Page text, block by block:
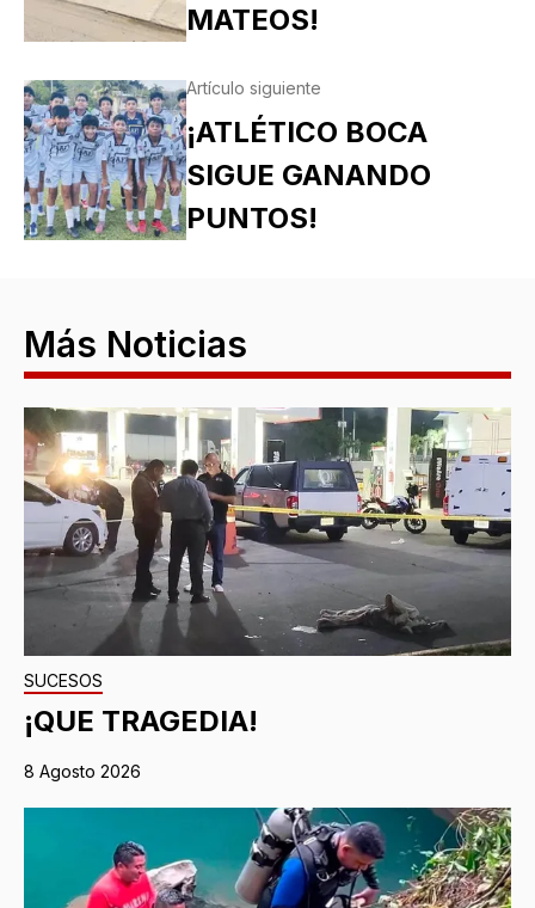
MATEOS!
Artículo siguiente
¡ATLÉTICO BOCA
SIGUE GANANDO
PUNTOS!
Más Noticias
SUCESOS
¡QUE TRAGEDIA!
8 Agosto 2026